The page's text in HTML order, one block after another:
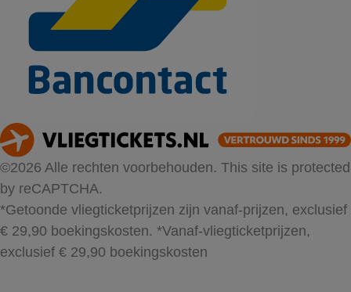
©2026 Alle rechten voorbehouden. This site is protected
by reCAPTCHA.
*Getoonde vliegticketprijzen zijn vanaf-prijzen, exclusief
€ 29,90 boekingskosten. *Vanaf-vliegticketprijzen,
exclusief € 29,90 boekingskosten